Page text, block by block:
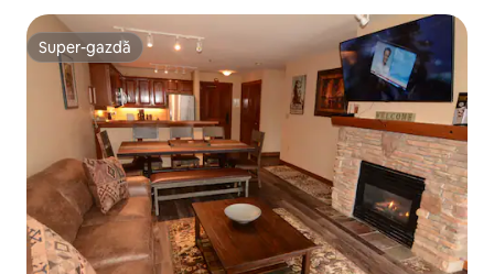
Super-gazdă
Super-gazdă